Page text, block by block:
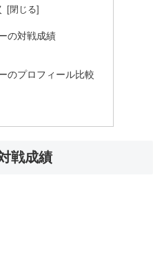
の対戦成績
のプロフィール比較
戦成績